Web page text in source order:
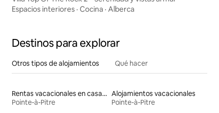
Espacios interiores · Cocina · Alberca
Destinos para explorar
Otros tipos de alojamientos Qué hacer
Rentas vacacionales en casas adosadas
Pointe-à-Pitre
Alojamientos vacacionales
Pointe-à-Pitre